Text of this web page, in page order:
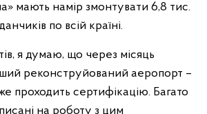
мають намір змонтувати 6,8 тис.
по всій країні.
я думаю, що через місяць
реконструйований аеропорт –
проходить сертифікацію. Багато
на роботу з цим